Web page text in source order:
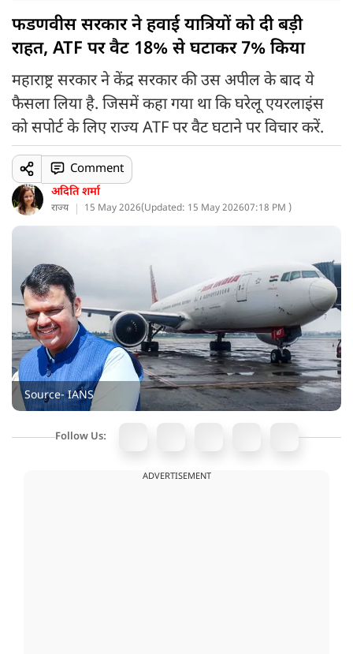
फडणवीस सरकार ने हवाई यात्रियों को दी बड़ी
राहत, ATF पर वैट 18% से घटाकर 7% किया
महाराष्ट्र सरकार ने केंद्र सरकार की उस अपील के बाद ये
फैसला लिया है. जिसमें कहा गया था कि घरेलू एयरलाइंस
को सपोर्ट के लिए राज्य ATF पर वैट घटाने पर विचार करें.
अदिति शर्मा
राज्य 15 May 2026(Updated: 15 May 202607:18 PM )
Comment
Source- IANS
Follow Us:
ADVERTISEMENT